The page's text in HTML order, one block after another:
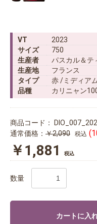
VT
2023
サイズ
750
生産者
パスカル＆テ
生産地
フランス
タイプ
赤 /ミディア
品種
カリニャン
商品コード：
通常価格： ￥2,090 税込
￥1,881 税込
数量
カートに入